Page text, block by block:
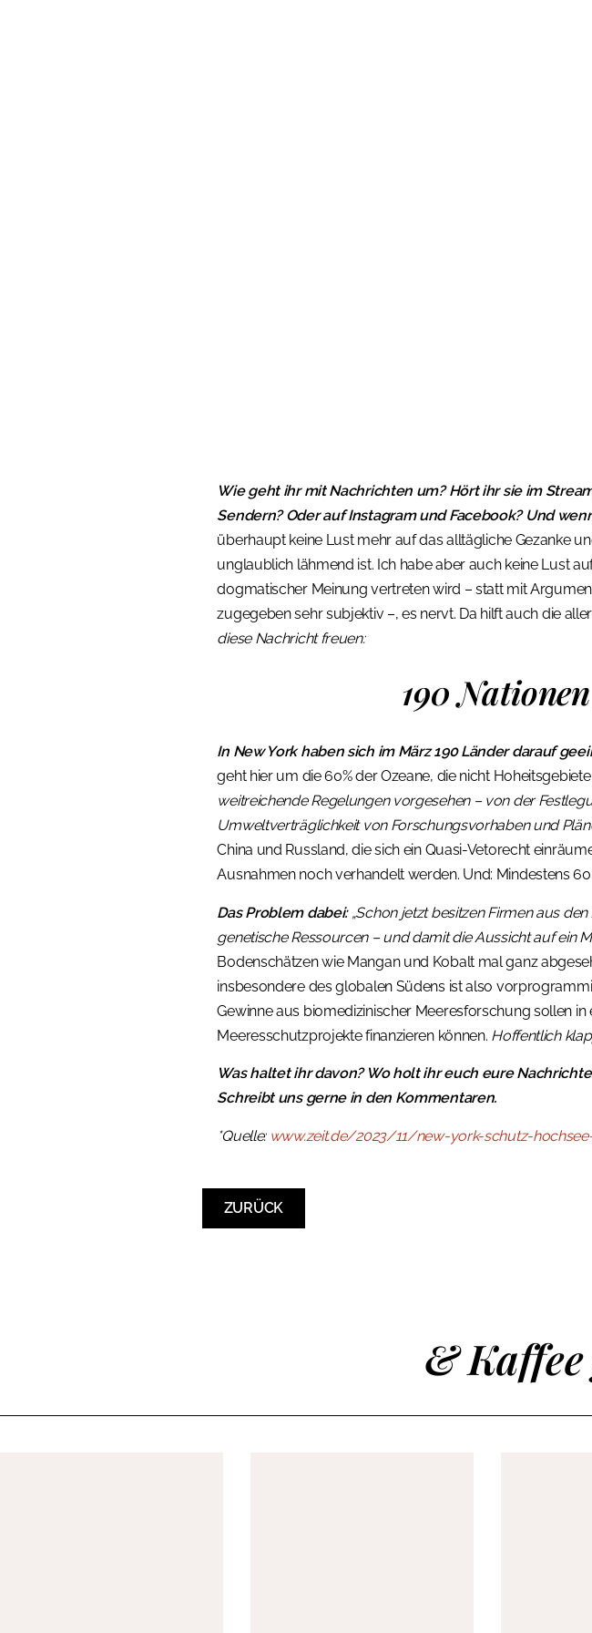
Wie geht ihr mit Nachrichten um? Hört ihr sie im
Sendern? Oder auf Instagram und Facebook? Und
überhaupt keine Lust mehr auf das alltägliche Gezanke
unglaublich lähmend ist. Ich habe aber auch keine Lust
dogmatischer Meinung vertreten wird – statt mit
zugegeben sehr subjektiv –, es nervt. Da hilft auch die
diese Nachricht freuen:
190
In New York haben sich im März 190 Länder darauf
geht hier um die 60% der Ozeane, die nicht
weitreichende Regelungen vorgesehen – von der
Umweltverträglichkeit von Forschungsvorhaben und
China und Russland, die sich ein Quasi-Vetorecht
Ausnahmen noch verhandelt werden. Und: Mindestens
Das Problem dabei:„Schon jetzt besitzen Firmen aus
genetische Ressourcen – und damit die Aussicht auf ein
Bodenschätzen wie Mangan und Kobalt mal ganz
insbesondere des globalen Südens ist also
Gewinne aus biomedizinischer Meeresforschung sollen
Meeresschutzprojekte finanzieren können. Hoffentlich
Was haltet ihr davon? Wo holt ihr euch eure
Schreibt uns gerne in den Kommentaren.
*Quelle: www.zeit.de/2023/11/new-york-schutz-
ZURÜCK
& Kaffee